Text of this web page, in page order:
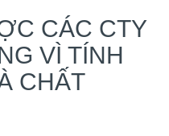
CÁC CTY
VÌ TÍNH
CHẤT